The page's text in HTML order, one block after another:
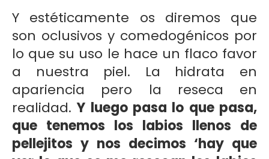
Y estéticamente os diremos que
son oclusivos y comedogénicos por
lo que su uso le hace un flaco favor
a nuestra piel. La hidrata en
apariencia pero la reseca en
realidad.Y luego pasa lo que pasa,
que tenemos los labios llenos de
pellejitos y nos decimos ‘hay que